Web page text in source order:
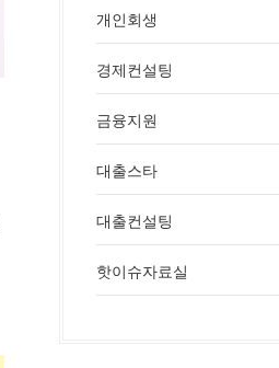
개인회생
경제컨설팅
금융지원
대출스타
대출컨설팅
핫이슈자료실